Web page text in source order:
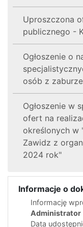
Uproszczona
publicznego -
Ogłoszenie o
osób z
Ogłoszenie w
ofert na
określonych w
Zawidz z
2024 rok"
Informacje o
Informację
Administrator
Data